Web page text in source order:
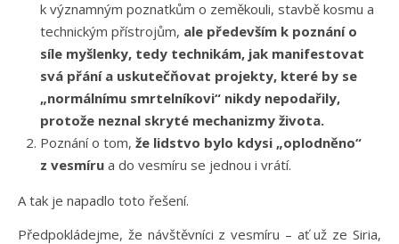
k významným poznatkům o zeměkouli, stavbě kosmu a
technickým přístrojům, ale především k poznání o
síle myšlenky, tedy technikám, jak manifestovat
svá přání a uskutečňovat projekty, které by se
„normálnímu smrtelníkovi“ nikdy nepodařily,
protože neznal skryté mechanizmy života.
Poznání o tom, že lidstvo bylo kdysi „oplodněno“
z vesmíru a do vesmíru se jednou i vrátí.
A tak je napadlo toto řešení.
Předpokládejme, že návštěvníci z vesmíru – ať už ze Siria,